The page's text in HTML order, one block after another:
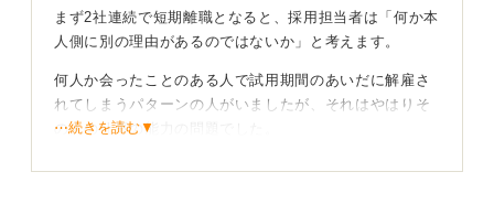
まず2社連続で短期離職となると、採用担当者は「何か本
人側に別の理由があるのではないか」と考えます。
何人か会ったことのある人で試用期間のあいだに解雇さ
れてしまうパターンの人がいましたが、それはやはりそ
の人の仕事の能力の問題でした。
⋯続きを読む▼